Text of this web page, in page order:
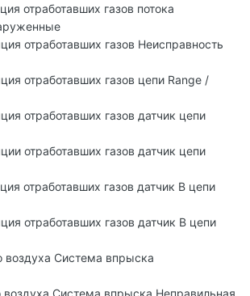
отработавших газов потока
отработавших газов Неисправность
отработавших газов цепи Range /
отработавших газов датчик цепи
отработавших газов датчик цепи
отработавших газов датчик B цепи
отработавших газов датчик B цепи
воздуха Система впрыска
воздуха Система впрыска Неправильная